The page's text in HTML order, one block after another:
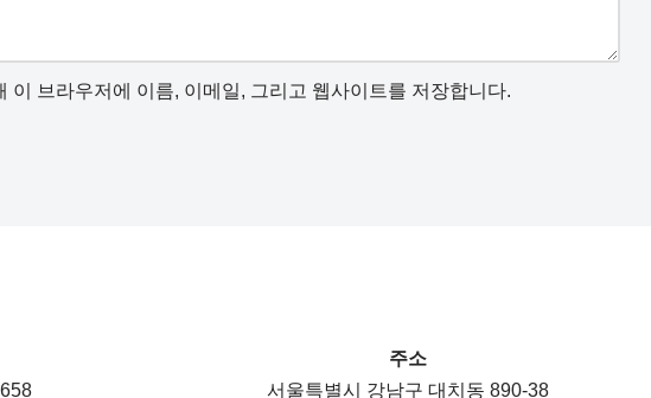
이 브라우저에 이름, 이메일, 그리고 웹사이트를 저장합니다.
주소
서울특별시 강남구 대치동 890-38